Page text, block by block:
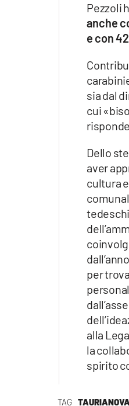
TAG TAURIANOVA
Pezzoli
anche
e con
sia dal
cui
Dello
aver
cultura
tedeschi
per
alla
la
spirito